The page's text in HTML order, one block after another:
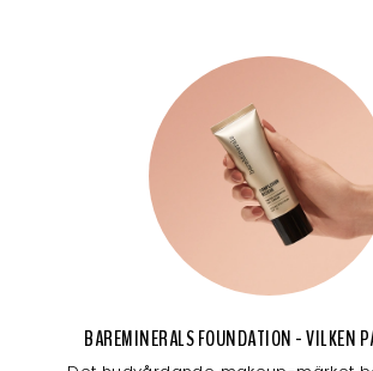
BAREMINERALS FOUNDATION - VILKEN